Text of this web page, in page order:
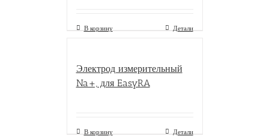
В корзину Детали
Электрод измерительный
Na+, для EasyRA
В корзину Детали